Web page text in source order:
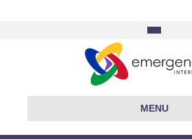
MENU